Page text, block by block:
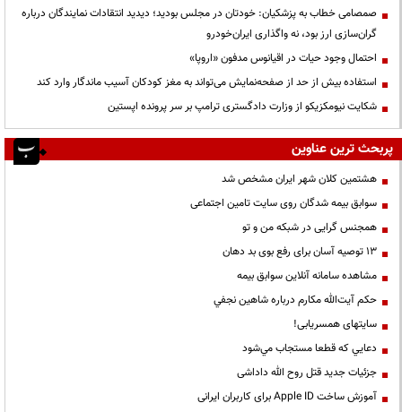
صمصامی خطاب به پزشکیان: خودتان در مجلس بودید؛ دیدید انتقادات نمایندگان درباره
گران‌سازی ارز بود، نه واگذاری ایران‌خودرو
احتمال وجود حیات در اقیانوس مدفون «اروپا»
استفاده بیش از حد از صفحه‌نمایش می‌تواند به مغز کودکان آسیب ماندگار وارد کند
شکایت نیومکزیکو از وزارت دادگستری ترامپ بر سر پرونده اپستین
پربحث ترین عناوین
هشتمین کلان شهر ایران مشخص شد
سوابق بیمه شدگان روی سایت تامین اجتماعی
همجنس گرایی در شبکه من و تو
13 توصیه آسان برای رفع بوی بد دهان
مشاهده سامانه آنلاين سوابق بیمه
حكم آيت‌الله مكارم درباره شاهين نجفي
سایتهای همسریابی!
دعايي كه قطعا مستجاب مي‌شود
جزئیات جدید قتل روح الله داداشی
آموزش ساخت Apple ID برای کاربران ایرانی